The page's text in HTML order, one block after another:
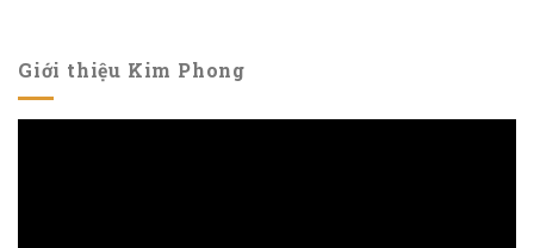
Giới thiệu Kim Phong